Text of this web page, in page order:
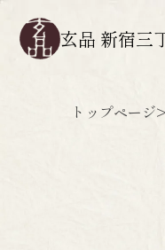
玄品 新宿三
トップページ>